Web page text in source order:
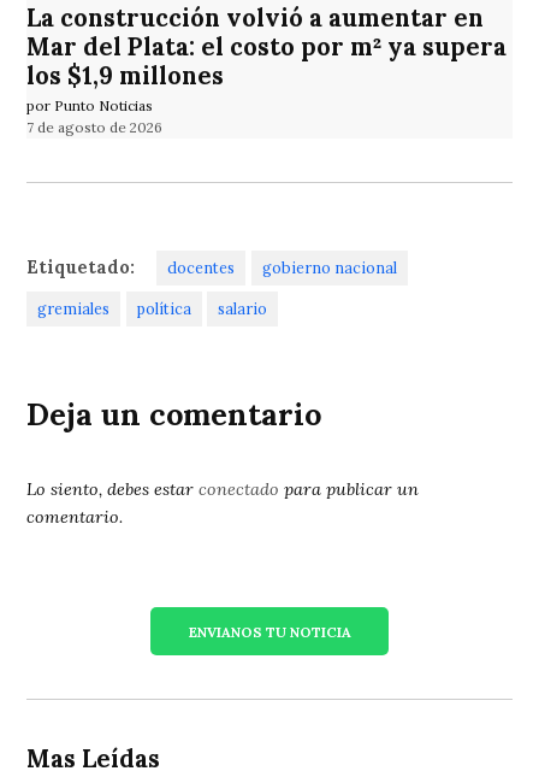
La construcción volvió a aumentar en
Mar del Plata: el costo por m² ya supera
los $1,9 millones
por Punto Noticias
7 de agosto de 2026
Etiquetado: docentes gobierno nacional
gremiales política salario
Deja un comentario
Lo siento, debes estarconectado para publicar un
comentario.
ENVIANOS TU NOTICIA
Mas Leídas